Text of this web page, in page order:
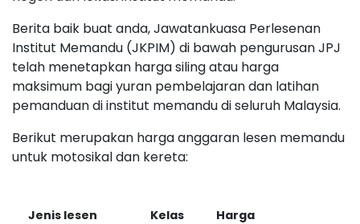
Berita baik buat anda, Jawatankuasa Perlesenan
Institut Memandu (JKPIM) di bawah pengurusan JPJ
telah menetapkan harga siling atau harga
maksimum bagi yuran pembelajaran dan latihan
pemanduan di institut memandu di seluruh Malaysia.
Berikut merupakan harga anggaran lesen memandu
untuk motosikal dan kereta:
Jenis lesen Kelas Harga